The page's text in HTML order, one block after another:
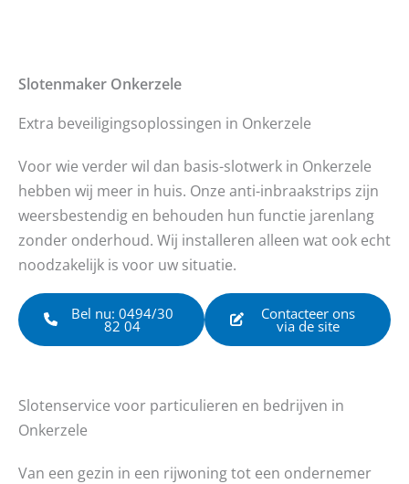
Slotenmaker Onkerzele
Extra beveiligingsoplossingen in Onkerzele
Voor wie verder wil dan basis-slotwerk in Onkerzele
hebben wij meer in huis. Onze anti-inbraakstrips zijn
weersbestendig en behouden hun functie jarenlang
zonder onderhoud. Wij installeren alleen wat ook echt
noodzakelijk is voor uw situatie.
Bel nu: 0494/30
82 04
Contacteer ons
via de site
Slotenservice voor particulieren en bedrijven in
Onkerzele
Van een gezin in een rijwoning tot een ondernemer